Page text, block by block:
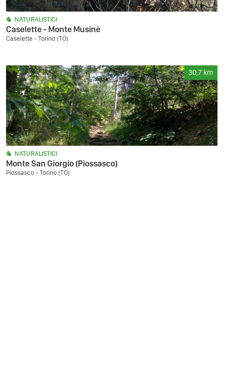
NATURALISTICI
Caselette - Monte Musinè
Caselette - Torino (TO)
30,7 km
NATURALISTICI
Monte San Giorgio (Piossasco)
Piossasco - Torino (TO)